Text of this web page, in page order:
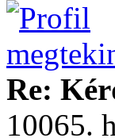
Re:
10065.